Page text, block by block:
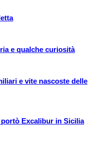
e qualche curiosità
e vite nascoste delle
Excalibur in Sicilia